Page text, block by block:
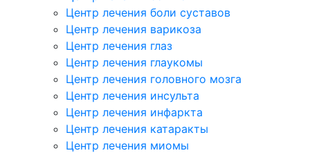
Центр лечения боли суставов
Центр лечения варикоза
Центр лечения глаз
Центр лечения глаукомы
Центр лечения головного мозга
Центр лечения инсульта
Центр лечения инфаркта
Центр лечения катаракты
Центр лечения миомы